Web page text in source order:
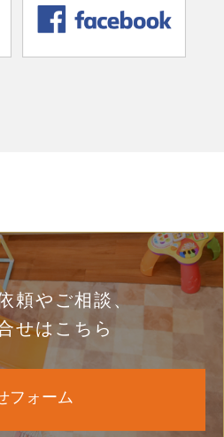
頼やご相談、
せはこちら
フォーム